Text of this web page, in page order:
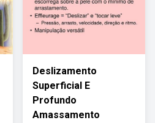
Deslizamento
Superficial E
Profundo
Amassamento